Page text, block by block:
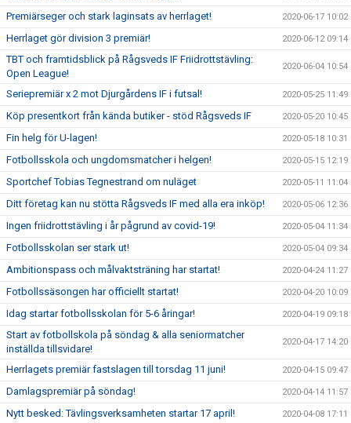
Premiärseger och stark laginsats av herrlaget! 2020-06-17 10:02
Herrlaget gör division 3 premiär! 2020-06-12 09:14
TBT och framtidsblick på Rågsveds IF Friidrottstävling:
Open League!
2020-06-04 10:54
Seriepremiär x 2 mot Djurgårdens IF i futsal! 2020-05-25 11:49
Köp presentkort från kända butiker - stöd Rågsveds IF 2020-05-20 10:45
Fin helg för U-lagen! 2020-05-18 10:31
Fotbollsskola och ungdomsmatcher i helgen! 2020-05-15 12:19
Sportchef Tobias Tegnestrand om nuläget 2020-05-11 11:04
Ditt företag kan nu stötta Rågsveds IF med alla era inköp! 2020-05-06 12:36
Ingen friidrottstävling i år pågrund av covid-19! 2020-05-04 11:34
Fotbollsskolan ser stark ut! 2020-05-04 09:34
Ambitionspass och målvaktsträning har startat! 2020-04-24 11:27
Fotbollssäsongen har officiellt startat! 2020-04-20 10:09
Idag startar fotbollsskolan för 5-6 åringar! 2020-04-19 09:18
Start av fotbollskola på söndag & alla seniormatcher
inställda tillsvidare!
2020-04-17 14:20
Herrlagets premiär fastslagen till torsdag 11 juni! 2020-04-15 09:47
Damlagspremiär på söndag! 2020-04-14 11:57
Nytt besked: Tävlingsverksamheten startar 17 april! 2020-04-08 17:11